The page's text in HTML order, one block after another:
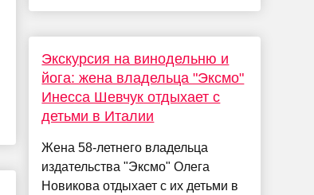
Экскурсия на винодельню и
йога: жена владельца "Эксмо"
Инесса Шевчук отдыхает с
детьми в Италии
Жена 58-летнего владельца
издательства "Эксмо" Олега
Новикова отдыхает с их детьми в